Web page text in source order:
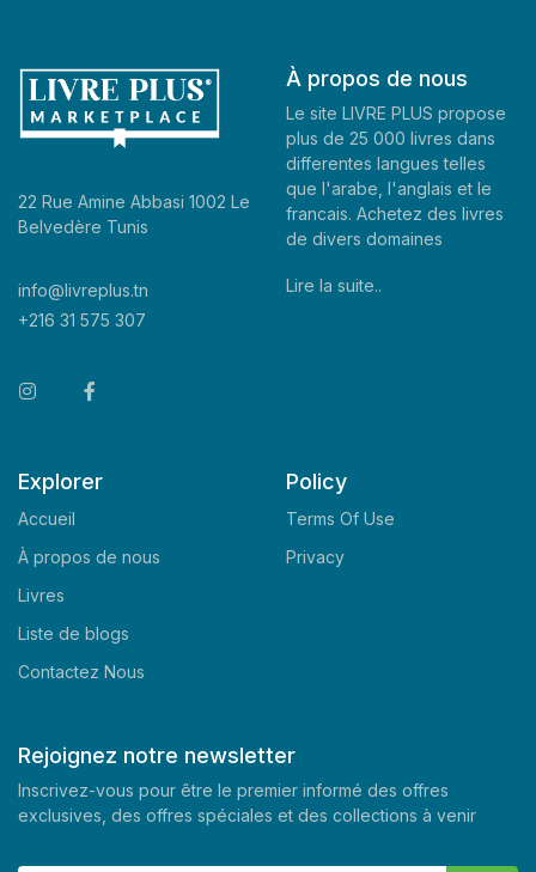
22 Rue Amine Abbasi 1002 Le
Belvedère Tunis
info@livreplus.tn
+216 31 575 307
À propos de nous
Le site LIVRE PLUS propose
plus de 25 000 livres dans
differentes langues telles
que l'arabe, l'anglais et le
francais. Achetez des livres
de divers domaines
Lire la suite..
Explorer
Accueil
À propos de nous
Livres
Liste de blogs
Contactez Nous
Policy
Terms Of Use
Privacy
Rejoignez notre newsletter
Inscrivez-vous pour être le premier informé des offres
exclusives, des offres spéciales et des collections à venir